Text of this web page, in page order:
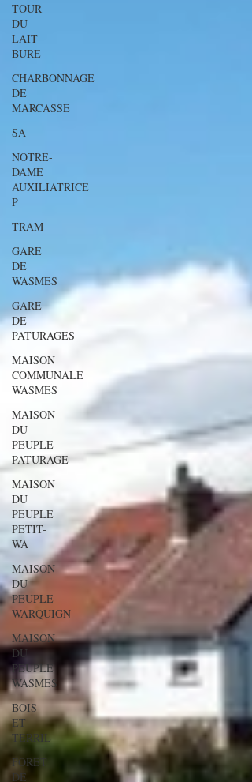
TOUR
DU
LAIT
BURE
CHARBONNAGE
DE
MARCASSE
SA
NOTRE-
DAME
AUXILIATRICE
P
TRAM
GARE
DE
WASMES
GARE
DE
PATURAGES
MAISON
COMMUNALE
WASMES
MAISON
DU
PEUPLE
PATURAGE
MAISON
DU
PEUPLE
PETIT-
WA
MAISON
DU
PEUPLE
WARQUIGN
MAISON
DU
PEUPLE
WASMES
BOIS
ET
TERRIL
FORET
DE